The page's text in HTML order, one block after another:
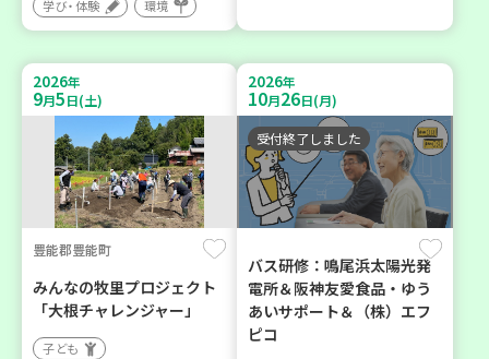
学び・体験
環境
2026年
9月5日(土)
豊能郡豊能町
みんなの牧里プロジェクト
「大根チャレンジャー」
子ども
2026年
10月26日(月)
受付終了しました
バス研修：鳴尾浜太陽光発
電所＆阪神友愛食品・ゆう
あいサポート＆（株）エフ
ピコ